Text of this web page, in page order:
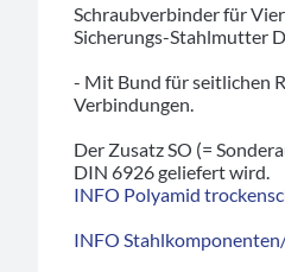
Schraubverbinder für
Sicherungs-Stahlmutter
- Mit Bund für seitlichen
Verbindungen.
Der Zusatz SO (=
DIN 6926 geliefert wird.
INFO Polyamid
INFO